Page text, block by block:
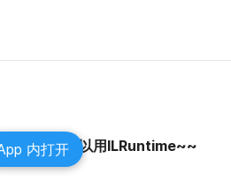
说不定都可以用ILRuntime~~
内打开